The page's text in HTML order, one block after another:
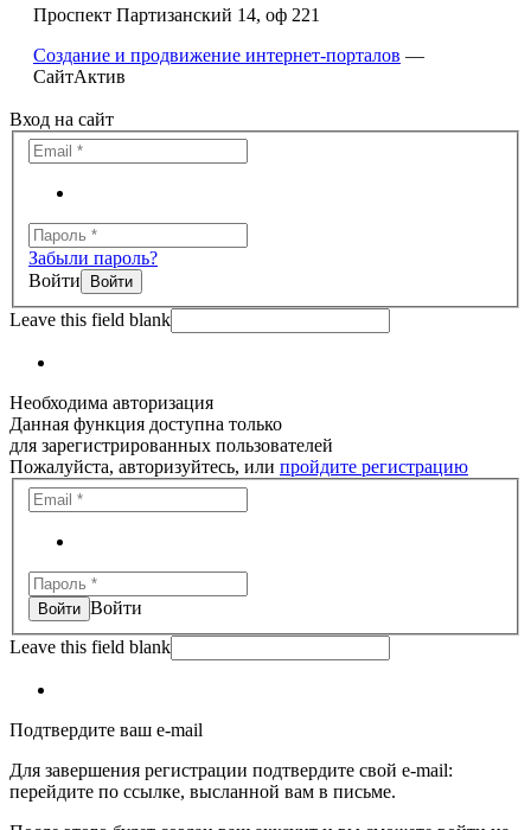
Проспект Партизанский 14, оф 221
Создание и продвижение интернет-порталов —
СайтАктив
Вход на сайт
Забыли пароль?
Войти
Leave this field blank
Необходима авторизация
Данная функция доступна только
для зарегистрированных пользователей
Пожалуйста, авторизуйтесь, или пройдите регистрацию
Войти
Leave this field blank
Подтвердите ваш e-mail
Для завершения регистрации подтвердите свой e-mail:
перейдите по ссылке, высланной вам в письме.